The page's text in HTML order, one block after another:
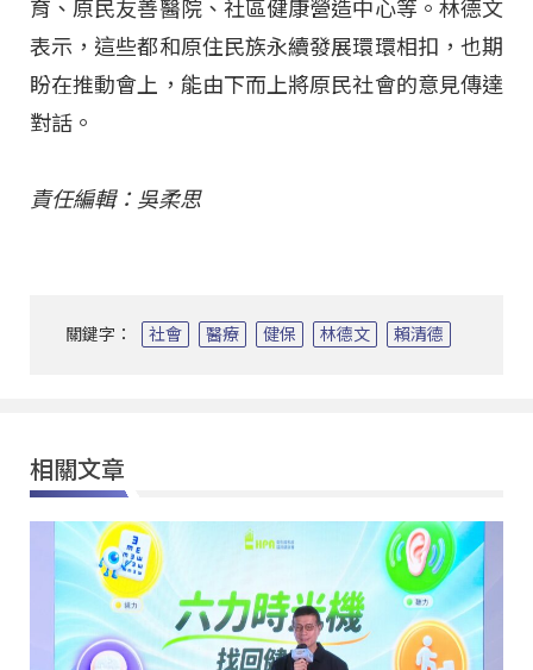
育、原民友善醫院、社區健康營造中心等。林德文
表示，這些都和原住民族永續發展環環相扣，也期
盼在推動會上，能由下而上將原民社會的意見傳達
對話。
責任編輯：吳柔思
關鍵字： 社會 醫療 健保 林德文 賴清德
相關文章